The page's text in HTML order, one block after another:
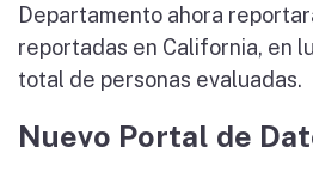
Departamento ahora
reportadas en California, en
total de personas evaluadas.
Nuevo Portal de